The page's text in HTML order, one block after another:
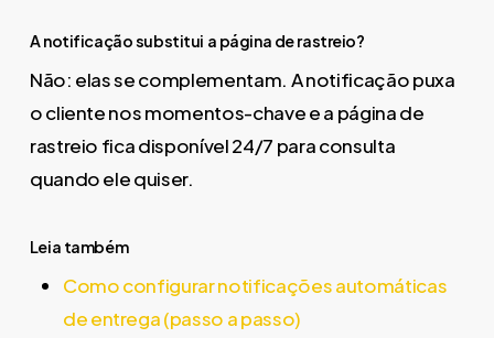
A notificação substitui a página de rastreio?
Não: elas se complementam. A notificação puxa
o cliente nos momentos-chave e a página de
rastreio fica disponível 24/7 para consulta
quando ele quiser.
Leia também
Como configurar notificações automáticas
de entrega (passo a passo)